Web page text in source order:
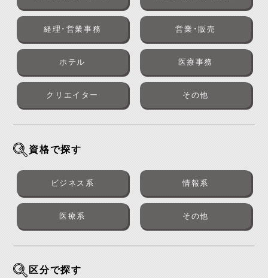
経理･営業事務 営業･販売
ホテル 医療事務
クリエイター その他
資格で探す
ビジネス系 情報系
医療系 その他
区分で探す